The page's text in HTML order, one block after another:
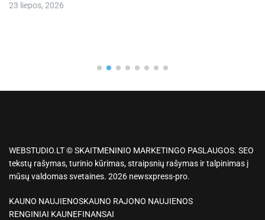
23 liepos, 2026
WEBSTUDIO.LT © SKAITMENINIO MARKETINGO PASLAUGOS. SEO
tekstų rašymas, turinio kūrimas, straipsnių rašymas ir talpinimas į
mūsų valdomas svetaines. 2026 newsxpress-pro.
KAUNO NAUJIENOSKAUNO RAJONO NAUJIENOS
RENGINIAI KAUNEFINANSAI